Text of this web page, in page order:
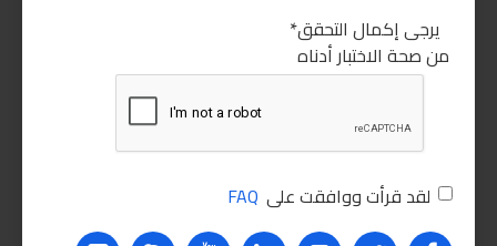
يرجى إكمال التحقق
من صحة الاختبار أدناه
لقد قرأت ووافقت على FAQ